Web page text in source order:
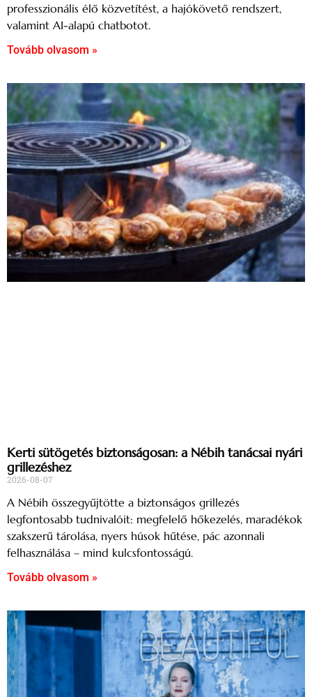
professzionális élő közvetítést, a hajókövető rendszert,
valamint AI-alapú chatbotot.
Tovább olvasom »
Kerti sütögetés biztonságosan: a Nébih tanácsai nyári
grillezéshez
2026-08-07
A Nébih összegyűjtötte a biztonságos grillezés
legfontosabb tudnivalóit: megfelelő hőkezelés, maradékok
szakszerű tárolása, nyers húsok hűtése, pác azonnali
felhasználása – mind kulcsfontosságú.
Tovább olvasom »